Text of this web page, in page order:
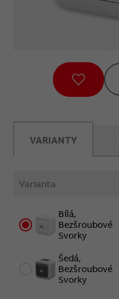
VARIANTY
Varianta
Bílá,
Bezšroubové
Svorky
Šedá,
Bezšroubové
Svorky